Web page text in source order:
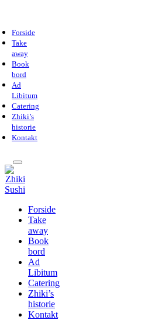
Forside
Take
away
Book
bord
Ad
Libitum
Catering
Zhiki’s
historie
Kontakt
Forside
Take
away
Book
bord
Ad
Libitum
Catering
Zhiki’s
historie
Kontakt